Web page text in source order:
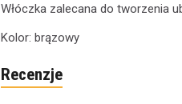
Włóczka zalecana do tworzenia
Kolor: brązowy
Recenzje